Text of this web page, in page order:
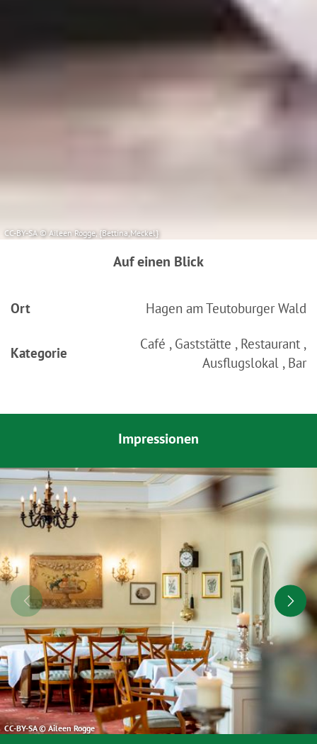
Ausführlich informieren wir Sie darüber gerne hier:
CC-BY-SA © Aileen Rogge, {Bettina,Meckel}
Auf einen Blick
Ort Hagen am Teutoburger Wald
Kategorie
Café , Gaststätte , Restaurant ,
Ausflugslokal , Bar
Impressionen
CC-BY-SA © Aileen Rogge